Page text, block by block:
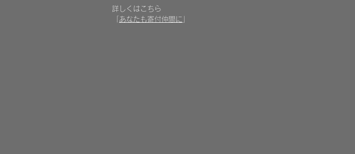
詳しくはこちら
あなたも寄付仲間に